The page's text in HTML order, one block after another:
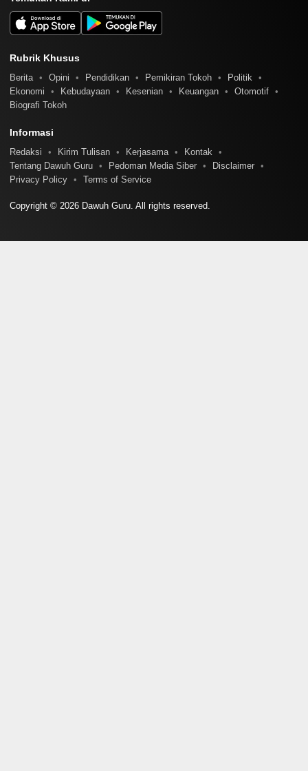
Rubrik Khusus
Berita Opini Pendidikan Pemikiran Tokoh
Politik
Ekonomi
Kebudayaan Kesenian Keuangan
Otomotif
Biografi Tokoh
Informasi
Redaksi Kirim Tulisan Kerjasama
Kontak
Tentang Dawuh Guru
Pedoman Media Siber
Disclaimer
Privacy Policy
Terms of Service
Copyright © 2026 Dawuh Guru. All rights reserved.